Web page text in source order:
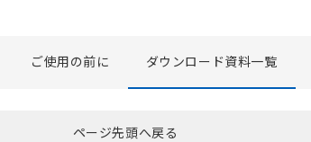
したファイルを一括ダウンロード
ご使用の前に ダウンロード資料一覧
ページ先頭へ戻る